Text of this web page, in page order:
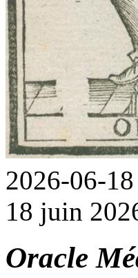
2026-06-18
18 juin
Oracle